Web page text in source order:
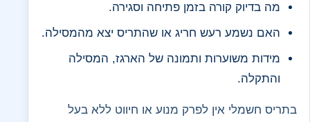
מה בדיוק קורה בזמן פתיחה וסגירה.
האם נשמע רעש חריג או שהתריס יצא מהמסילה.
מידות משוערות ותמונה של הארגז, המסילה
והתקלה.
בתריס חשמלי אין לפרק מנוע או חיווט ללא בעל